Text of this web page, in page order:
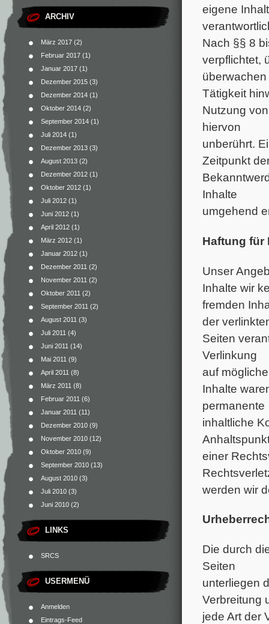
ARCHIV
März 2017 (2)
Februar 2017 (1)
Januar 2017 (1)
Dezember 2015 (3)
Dezember 2014 (1)
Oktober 2014 (2)
September 2014 (1)
Juli 2014 (1)
Dezember 2013 (3)
August 2013 (2)
Dezember 2012 (1)
Oktober 2012 (1)
Juli 2012 (1)
Juni 2012 (1)
April 2012 (1)
März 2012 (1)
Januar 2012 (1)
Dezember 2011 (2)
November 2011 (2)
Oktober 2011 (2)
September 2011 (2)
August 2011 (3)
Juli 2011 (4)
Juni 2011 (14)
Mai 2011 (9)
April 2011 (8)
März 2011 (8)
Februar 2011 (6)
Januar 2011 (11)
Dezember 2010 (9)
November 2010 (12)
Oktober 2010 (9)
September 2010 (13)
August 2010 (3)
Juli 2010 (3)
Juni 2010 (2)
LINKS
SRCS
USERMENÜ
Anmelden
Eintrags-Feed
eigene
Nach §§ 8
verpflichtet,
Tätigkeit
Nutzung
hiervon
unberührt.
Zeitpunkt
Inhalte
umgehend
Haftung für
Unser
Inhalte wir
fremden
der
Seiten
Verlinkung
auf
Inhalte
permanente
inhaltliche
einer
werden wir
Die durch
Seiten
unterliegen
Verbreitung
jede Art der